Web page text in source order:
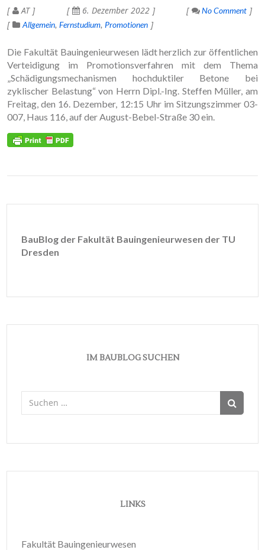
AT 6. Dezember 2022
No Comment
Allgemein Fernstudium Promotionen
Die Fakultät Bauingenieurwesen lädt herzlich zur öffentlichen
Verteidigung im Promotionsverfahren mit dem Thema
„Schädigungsmechanismen hochduktiler Betone bei
zyklischer Belastung“ von Herrn Dipl.-Ing. Steffen Müller, am
Freitag, den 16. Dezember, 12:15 Uhr im Sitzungszimmer 03-
007, Haus 116, auf der August-Bebel-Straße 30 ein.
BauBlog der Fakultät Bauingenieurwesen der TU
Dresden
IM BAUBLOG SUCHEN
Suchen
nach:
LINKS
Fakultät Bauingenieurwesen